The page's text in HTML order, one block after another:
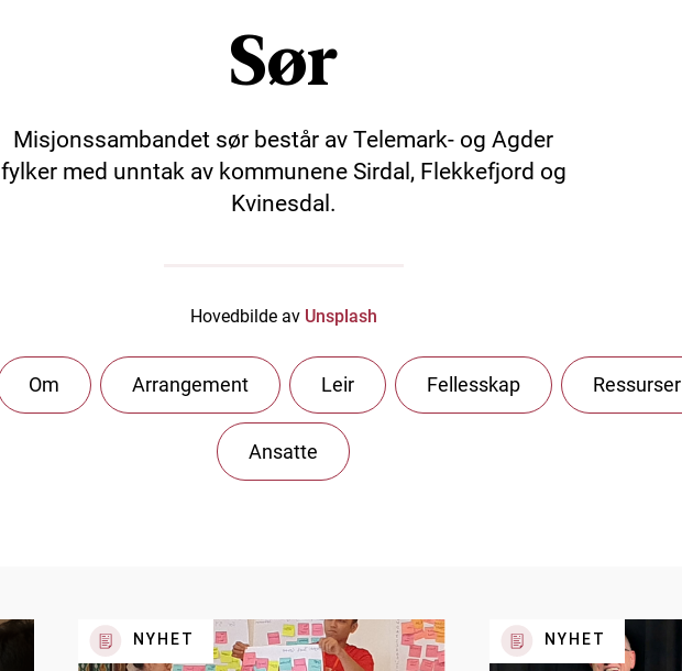
Sør
Misjonssambandet sør består av Telemark- og Agder
fylker med unntak av kommunene Sirdal, Flekkefjord og
Kvinesdal.
Hovedbilde av Unsplash
Om Arrangement Leir Fellesskap Ressurser
Ansatte
NYHET NYHET